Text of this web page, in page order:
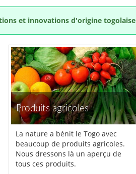
et innovations d'origine togolaise
Produits agricoles
La nature a bénit le Togo avec
beaucoup de produits agricoles.
Nous dressons là un aperçu de
tous ces produits.